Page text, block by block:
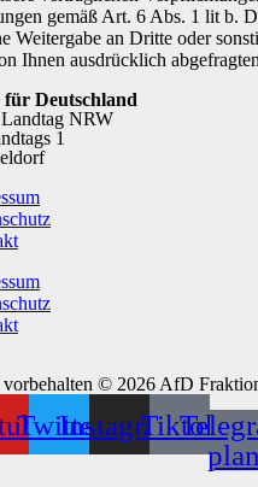
gemäß Art. 6 Abs. 1 lit b.
Weitergabe an Dritte oder
Ihnen ausdrücklich
Deutschland
NRW
1
vorbehalten © 2026 AfD
TwitterInstagramTiktok